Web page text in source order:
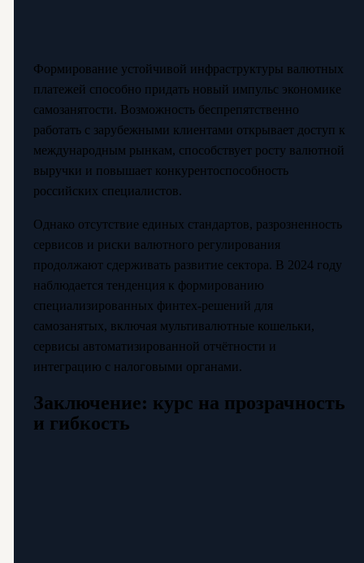
Формирование устойчивой инфраструктуры валютных
платежей способно придать новый импульс экономике
самозанятости. Возможность беспрепятственно
работать с зарубежными клиентами открывает доступ к
международным рынкам, способствует росту валютной
выручки и повышает конкурентоспособность
российских специалистов.
Однако отсутствие единых стандартов, разрозненность
сервисов и риски валютного регулирования
продолжают сдерживать развитие сектора. В 2024 году
наблюдается тенденция к формированию
специализированных финтех-решений для
самозанятых, включая мультивалютные кошельки,
сервисы автоматизированной отчётности и
интеграцию с налоговыми органами.
Заключение: курс на прозрачность
и гибкость